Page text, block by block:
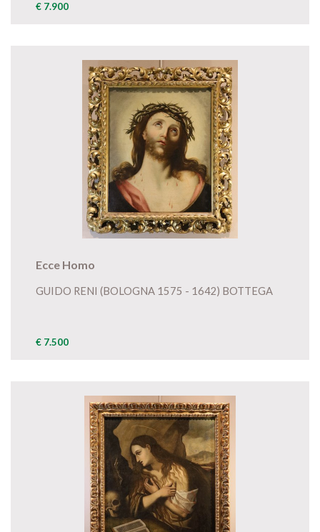
€ 7.900
Ecce Homo
GUIDO RENI (BOLOGNA 1575 - 1642) BOTTEGA
€ 7.500